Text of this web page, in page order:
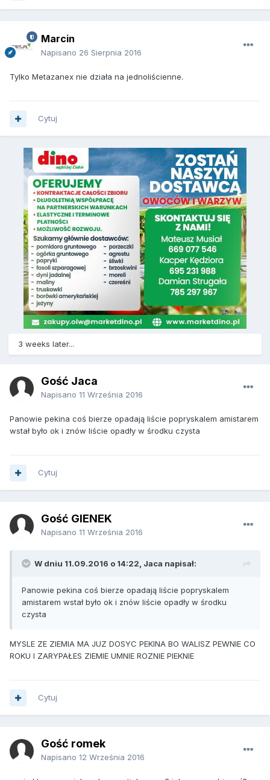
Marcin
Napisano 26 Sierpnia 2016
Tylko Metazanex nie działa na jednoliścienne.
Cytuj
3 weeks later...
Gość Jaca
Napisano 11 Września 2016
Panowie pekina coś bierze opadają liście popryskalem amistarem
wstał było ok i znów liście opadły w środku czysta
Cytuj
Gość GIENEK
Napisano 11 Września 2016
W dniu 11.09.2016 o 14:22, Jaca napisał:
Panowie pekina coś bierze opadają liście popryskalem
amistarem wstał było ok i znów liście opadły w środku
czysta
MYSLE ZE ZIEMIA MA JUZ DOSYC PEKINA BO WALISZ PEWNIE CO
ROKU I ZARYPAŁES ZIEMIE UMNIE ROZNIE PIEKNIE
Cytuj
Gość romek
Napisano 12 Września 2016